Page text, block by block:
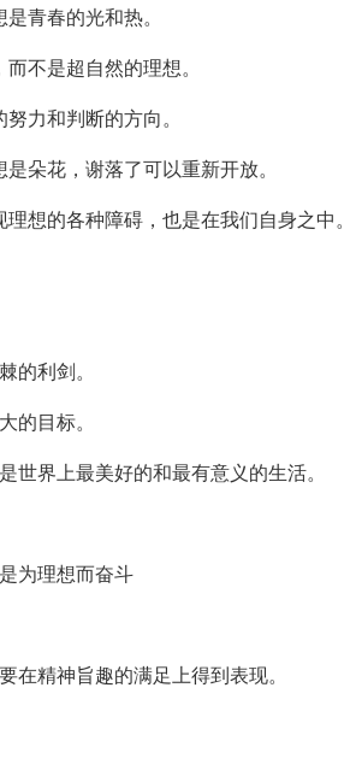
青春的光和热。
不是超自然的理想。
力和判断的方向。
朵花，谢落了可以重新开放。
想的各种障碍，也是在我们自身之中。
的利剑。
的目标。
世界上最美好的和最有意义的生活。
为理想而奋斗
在精神旨趣的满足上得到表现。